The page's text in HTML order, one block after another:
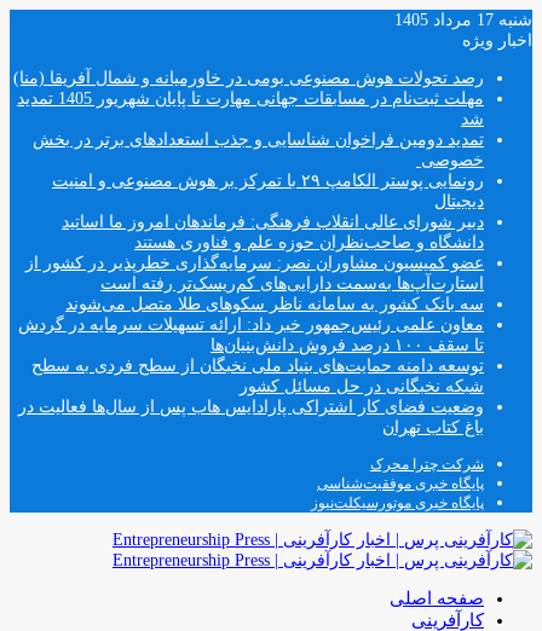
شنبه 17 مرداد 1405
اخبار ویژه
رصد تحولات هوش مصنوعی بومی در خاورمیانه و شمال آفریقا (منا)
مهلت ثبت‌نام در مسابقات جهانی مهارت تا پایان شهریور 1405 تمدید
شد
تمدید دومین فراخوان شناسایی و جذب استعدادهای برتر در بخش
خصوصی
رونمایی پوستر الکامپ ۲۹ با تمرکز بر هوش مصنوعی و امنیت
دیجیتال
دبیر شورای عالی انقلاب فرهنگی: فرماندهان امروز ما اساتید
دانشگاه و صاحب‌نظران حوزه علم و فناوری هستند
عضو کمیسیون مشاوران نصر: سرمایه‌گذاری خطرپذیر در کشور از
استارت‌آپ‌ها به‌سمت دارایی‌های کم‌ریسک‌تر رفته است
سه بانک کشور به سامانه ناظر سکوهای طلا متصل می‌شوند
معاون علمی رئیس‌جمهور خبر داد: ارائه تسهیلات سرمایه در گردش
تا سقف ۱۰۰ درصد فروش دانش‌بنیان‌ها
توسعه دامنه حمایت‌های بنیاد ملی نخبگان از سطح فردی به سطح
شبکه نخبگانی در حل مسائل کشور
وضعیت فضای کار اشتراکی پارادایس هاب پس از سال‌ها فعالیت در
باغ کتاب تهران
شرکت چترا محرک
پایگاه خبری موفقیت‌شناسی
پایگاه خبری موتورسیکلت‌نیوز
صفحه اصلی
کارآفرینی